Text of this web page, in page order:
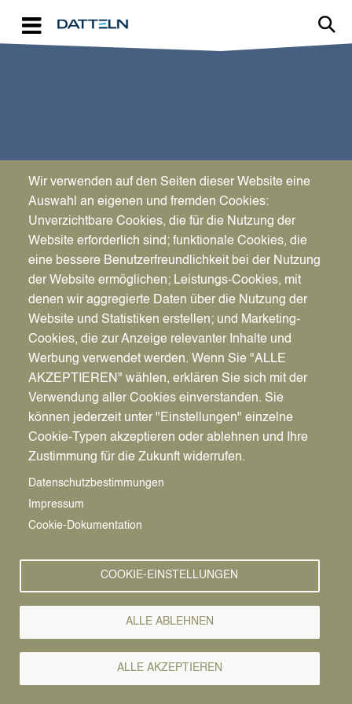
SPORT & KULTUR
Dabei sein ist alles
Pfadnavigation
Stadt | Rathaus | Familie Unsere Stadt Vereine
Vereine
Wir verwenden auf den Seiten dieser Website eine
Auswahl an eigenen und fremden Cookies:
Unverzichtbare Cookies, die für die Nutzung der
Website erforderlich sind; funktionale Cookies, die
eine bessere Benutzerfreundlichkeit bei der Nutzung
der Website ermöglichen; Leistungs-Cookies, mit
denen wir aggregierte Daten über die Nutzung der
Website und Statistiken erstellen; und Marketing-
Cookies, die zur Anzeige relevanter Inhalte und
Werbung verwendet werden. Wenn Sie "ALLE
AKZEPTIEREN" wählen, erklären Sie sich mit der
Verwendung aller Cookies einverstanden. Sie
können jederzeit unter "Einstellungen" einzelne
Cookie-Typen akzeptieren oder ablehnen und Ihre
Zustimmung für die Zukunft widerrufen.
Datenschutzbestimmungen
Impressum
Cookie-Dokumentation
COOKIE-EINSTELLUNGEN
ALLE ABLEHNEN
ALLE AKZEPTIEREN